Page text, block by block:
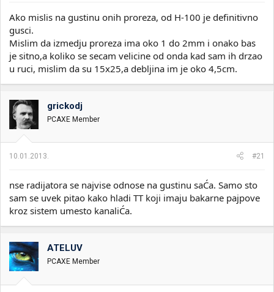
Ako mislis na gustinu onih proreza, od H-100 je definitivno
gusci.
Mislim da izmedju proreza ima oko 1 do 2mm i onako bas
je sitno,a koliko se secam velicine od onda kad sam ih drzao
u ruci, mislim da su 15x25,a debljina im je oko 4,5cm.
grickodj
PCAXE Member
10.01.2013. #21
nse radijatora se najvise odnose na gustinu saĆa. Samo sto
sam se uvek pitao kako hladi TT koji imaju bakarne pajpove
kroz sistem umesto kanaliĆa.
ATELUV
PCAXE Member